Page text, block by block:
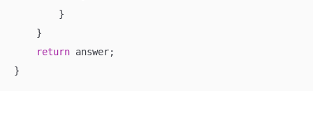
        }
    }
return answer;
}